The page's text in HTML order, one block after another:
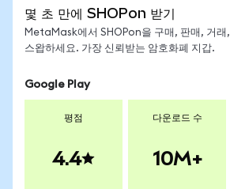
몇 초 만에 SHOPon 받기
MetaMask에서 SHOPon을 구매, 판매, 거래,
스왑하세요. 가장 신뢰받는 암호화폐 지갑.
Google Play
평점
4.4
다운로드 수
10M+